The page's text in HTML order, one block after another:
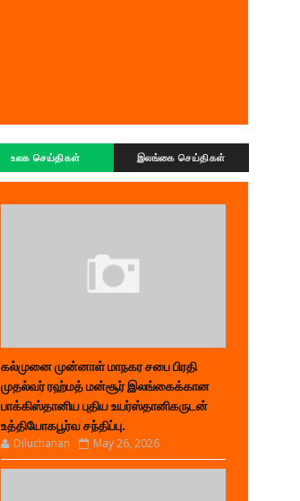
உலக செய்திகள் இலங்கை செய்திகள்
கல்முனை முன்னாள் மாநகர சபை பிரதி
முதல்வர் ரஹ்மத் மன்சூர் இலங்கைக்கான
பாக்கிஸ்தானிய புதிய உயர்ஸ்தானிகருடன்
உத்தியோகபூர்வ சந்திப்பு.
Diluchanan May 26, 2026